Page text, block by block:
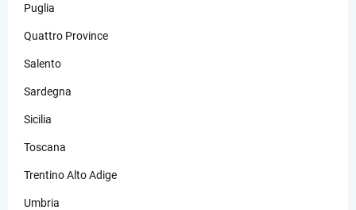
Puglia
Quattro Province
Salento
Sardegna
Sicilia
Toscana
Trentino Alto Adige
Umbria